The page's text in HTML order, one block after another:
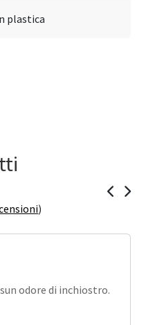
plastica
)
odore di inchiostro.